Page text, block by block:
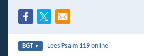
BGT LeesPsalm 119 online